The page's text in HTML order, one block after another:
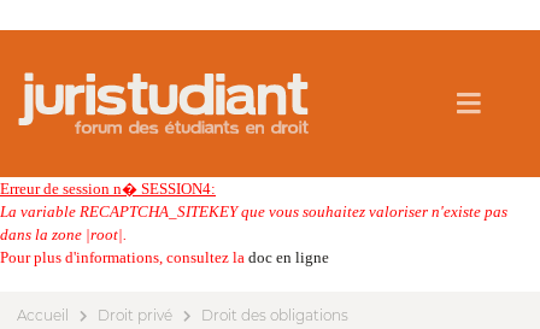
Erreur de session n� SESSION4:
La variable RECAPTCHA_SITEKEY que vous souhaitez valoriser n'existe pas
dans la zone |root|.
Pour plus d'informations, consultez la doc en ligne
Accueil Droit privé Droit des obligations